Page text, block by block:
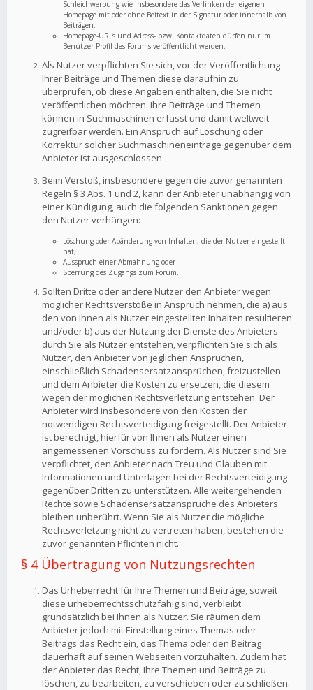
Schleichwerbung wie insbesondere das Verlinken der eigenen
Homepage mit oder ohne Beitext in der Signatur oder innerhalb von
Beiträgen.
Homepage-URLs und Adress- bzw. Kontaktdaten dürfen nur im
Benutzer-Profil des Forums veröffentlicht werden.
Als Nutzer verpflichten Sie sich, vor der Veröffentlichung
Ihrer Beiträge und Themen diese daraufhin zu
überprüfen, ob diese Angaben enthalten, die Sie nicht
veröffentlichen möchten. Ihre Beiträge und Themen
können in Suchmaschinen erfasst und damit weltweit
zugreifbar werden. Ein Anspruch auf Löschung oder
Korrektur solcher Suchmaschineneinträge gegenüber dem
Anbieter ist ausgeschlossen.
Beim Verstoß, insbesondere gegen die zuvor genannten
Regeln § 3 Abs. 1 und 2, kann der Anbieter unabhängig von
einer Kündigung, auch die folgenden Sanktionen gegen
den Nutzer verhängen:
Löschung oder Abänderung von Inhalten, die der Nutzer eingestellt
hat,
Ausspruch einer Abmahnung oder
Sperrung des Zugangs zum Forum.
Sollten Dritte oder andere Nutzer den Anbieter wegen
möglicher Rechtsverstöße in Anspruch nehmen, die a) aus
den von Ihnen als Nutzer eingestellten Inhalten resultieren
und/oder b) aus der Nutzung der Dienste des Anbieters
durch Sie als Nutzer entstehen, verpflichten Sie sich als
Nutzer, den Anbieter von jeglichen Ansprüchen,
einschließlich Schadensersatzansprüchen, freizustellen
und dem Anbieter die Kosten zu ersetzen, die diesem
wegen der möglichen Rechtsverletzung entstehen. Der
Anbieter wird insbesondere von den Kosten der
notwendigen Rechtsverteidigung freigestellt. Der Anbieter
ist berechtigt, hierfür von Ihnen als Nutzer einen
angemessenen Vorschuss zu fordern. Als Nutzer sind Sie
verpflichtet, den Anbieter nach Treu und Glauben mit
Informationen und Unterlagen bei der Rechtsverteidigung
gegenüber Dritten zu unterstützen. Alle weitergehenden
Rechte sowie Schadensersatzansprüche des Anbieters
bleiben unberührt. Wenn Sie als Nutzer die mögliche
Rechtsverletzung nicht zu vertreten haben, bestehen die
zuvor genannten Pflichten nicht.
§ 4 Übertragung von Nutzungsrechten
Das Urheberrecht für Ihre Themen und Beiträge, soweit
diese urheberrechtsschutzfähig sind, verbleibt
grundsätzlich bei Ihnen als Nutzer. Sie räumen dem
Anbieter jedoch mit Einstellung eines Themas oder
Beitrags das Recht ein, das Thema oder den Beitrag
dauerhaft auf seinen Webseiten vorzuhalten. Zudem hat
der Anbieter das Recht, Ihre Themen und Beiträge zu
löschen, zu bearbeiten, zu verschieben oder zu schließen.